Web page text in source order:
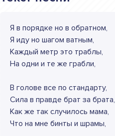
Я в порядке но в обратном,
Я иду но шагом ватным,
Каждый метр это траблы,
На одни и те же грабли,
В голове все по стандарту,
Сила в правде брат за брата,
Как же так случилось мама,
Что на мне бинты и шрамы,